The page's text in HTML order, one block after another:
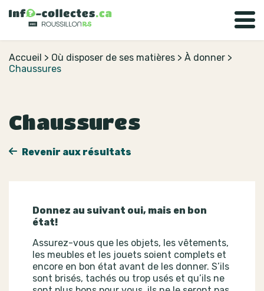
Accueil > Où disposer de ses matières > À donner >
Chaussures
Chaussures
Revenir aux résultats
Donnez au suivant oui, mais en bon
état!
Assurez-vous que les objets, les vêtements,
les meubles et les jouets soient complets et
encore en bon état avant de les donner. S’ils
sont brisés, tachés ou trop usés et qu’ils ne